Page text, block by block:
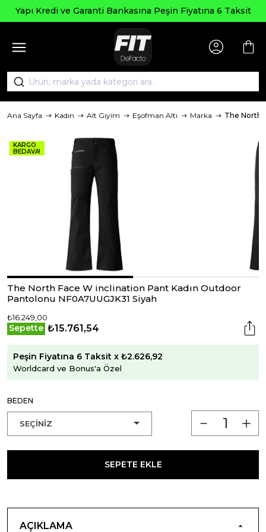
Yapı Kredi ve Garanti Bankasına Peşin Fiyatına 6 Taksit
Ana Sayfa Kadın Alt Giyim Eşofman Altı Marka The North
KARGO
BEDAVA!
The North Face W inclination Pant Kadın Outdoor
Pantolonu NF0A7UUGJK31 Siyah
₺16.249,00
Sepette ₺15.761,54
Peşin Fiyatına 6 Taksit x ₺2.626,92
Worldcard ve Bonus'a Özel
BEDEN
SEPETE EKLE
AÇIKLAMA